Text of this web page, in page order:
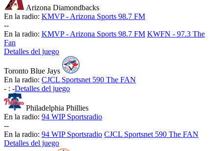
Arizona Diamondbacks
En la radio: KMVP - Arizona Sports 98.7 FM
--
En la radio: KMVP - Arizona Sports 98.7 FM KWFN - 97.3 The
Fan
Detalles del juego
Toronto Blue Jays
En la radio: CJCL Sportsnet 590 The FAN
- : -Detalles del juego
Philadelphia Phillies
En la radio: 94 WIP Sportsradio
--
En la radio: 94 WIP Sportsradio CJCL Sportsnet 590 The FAN
Detalles del juego